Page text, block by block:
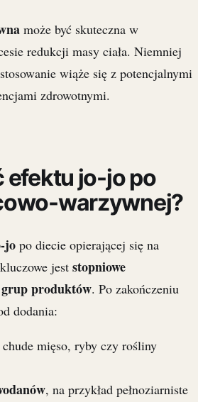
może być skuteczna w
redukcji masy ciała. Niemniej
wiąże się z potencjalnymi
zdrowotnymi.
efektu jo-jo po
warzywnej?
jo po diecie opierającej się na
jest stopniowe
produktów. Po zakończeniu
dodania:
mięso, ryby czy rośliny
, na przykład pełnoziarniste